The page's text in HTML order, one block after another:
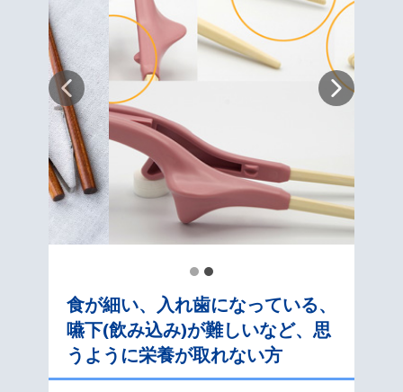
食が細い、入れ歯になっている、
嚥下(飲み込み)が難しいなど、思
うように栄養が取れない方